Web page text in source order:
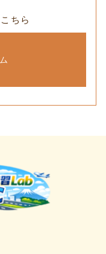
ちら